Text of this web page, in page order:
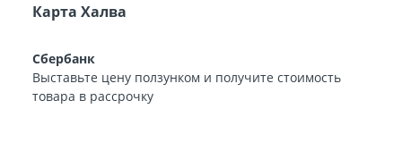
Карта Халва
Сбербанк
Выставьте цену ползунком и получите стоимость
товара в рассрочку